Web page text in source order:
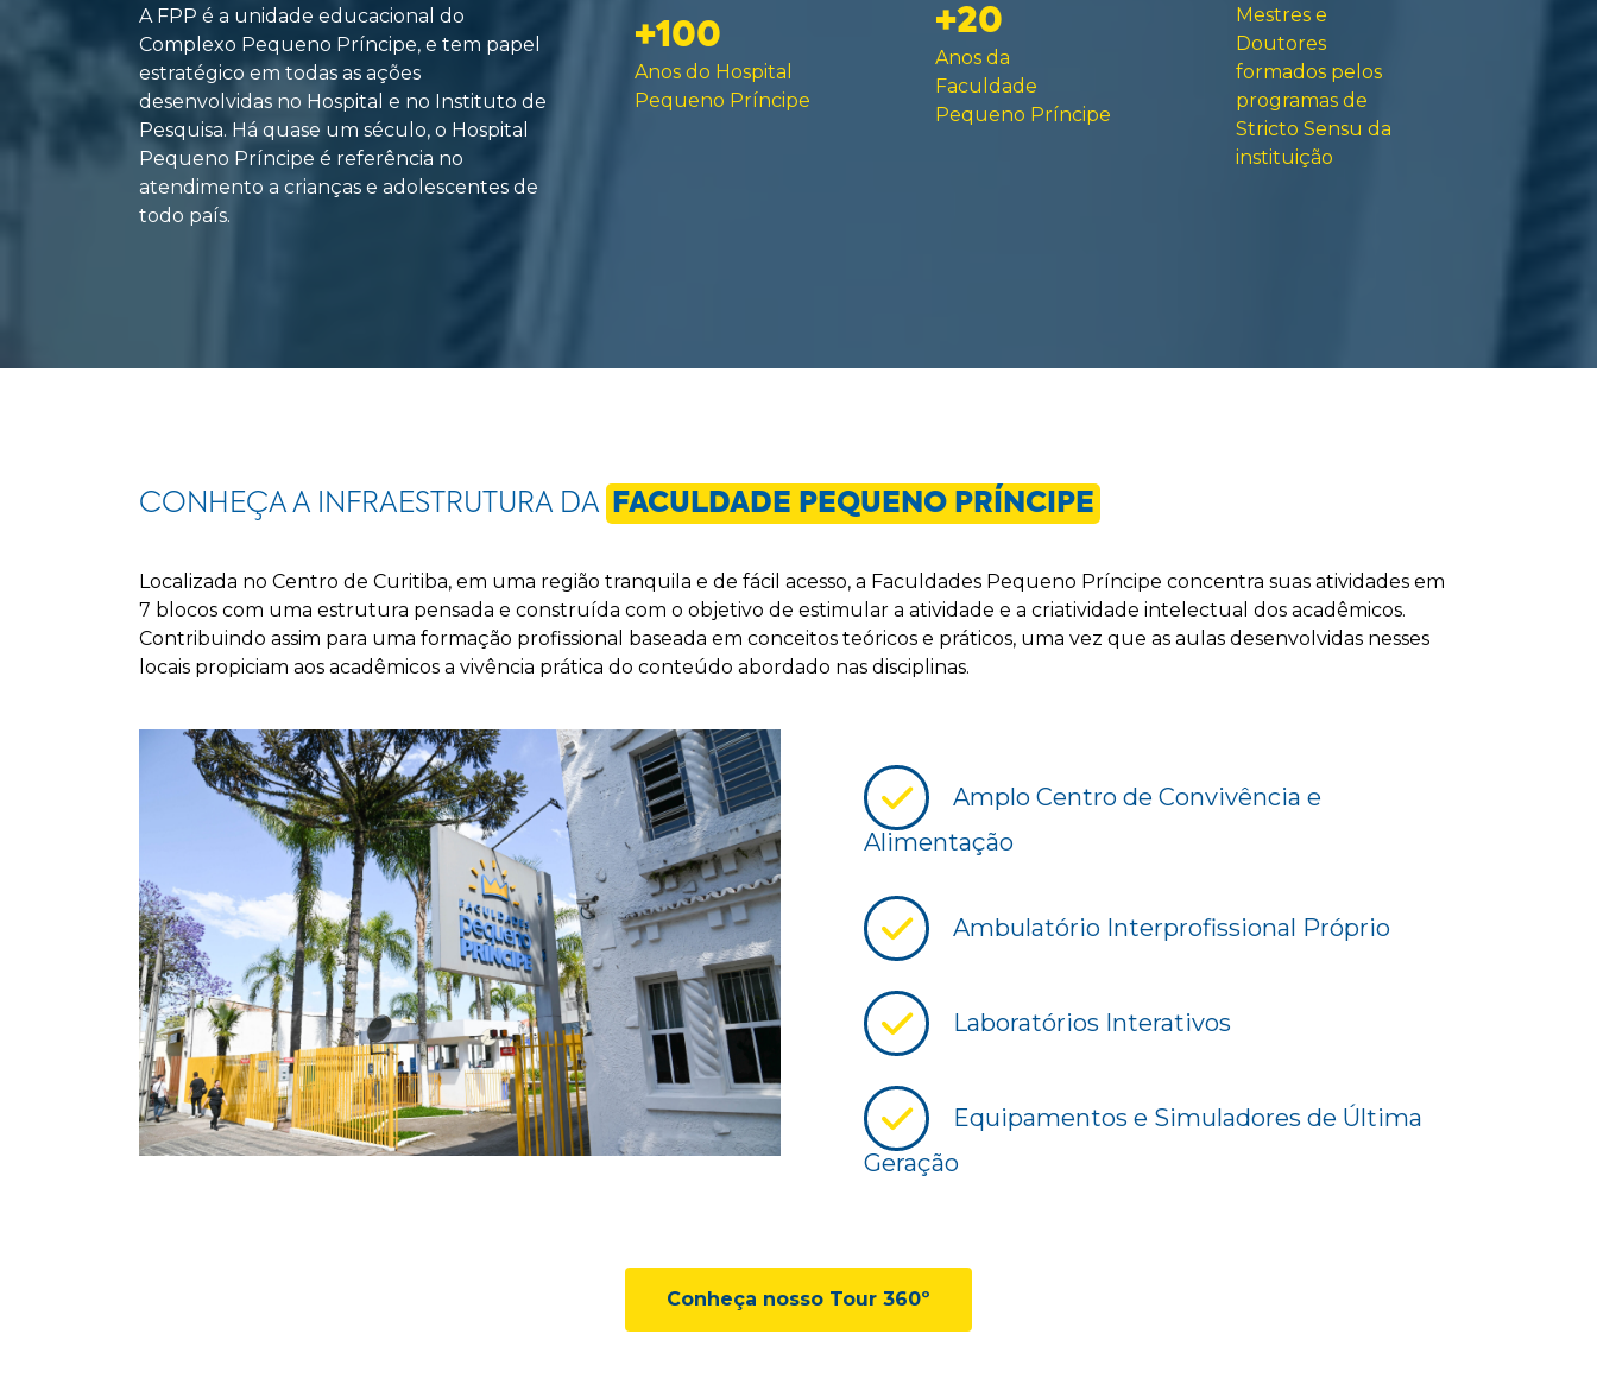
A FPP é a unidade educacional do
Complexo Pequeno Príncipe, e tem papel
estratégico em todas as ações
desenvolvidas no Hospital e no Instituto de
Pesquisa. Há quase um século, o Hospital
Pequeno Príncipe é referência no
atendimento a crianças e adolescentes de
todo país.
+100
Anos do Hospital
Pequeno Príncipe
+20
Anos da
Faculdade
Pequeno Príncipe
Mestres e
Doutores
formados pelos
programas de
Stricto Sensu da
instituição
CONHEÇA A INFRAESTRUTURA DA FACULDADE PEQUENO PRÍNCIPE
Localizada no Centro de Curitiba, em uma região tranquila e de fácil acesso, a Faculdades Pequeno Príncipe concentra suas atividades em
7 blocos com uma estrutura pensada e construída com o objetivo de estimular a atividade e a criatividade intelectual dos acadêmicos.
Contribuindo assim para uma formação profissional baseada em conceitos teóricos e práticos, uma vez que as aulas desenvolvidas nesses
locais propiciam aos acadêmicos a vivência prática do conteúdo abordado nas disciplinas.
Amplo Centro de Convivência e
Alimentação
Ambulatório Interprofissional Próprio
Laboratórios Interativos
Equipamentos e Simuladores de Última
Geração
Conheça nosso Tour 360º